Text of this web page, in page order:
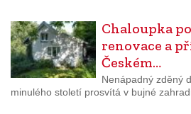
Chaloupka
renovace a
Českém…
Nenápadný zděný
minulého století prosvítá v bujné